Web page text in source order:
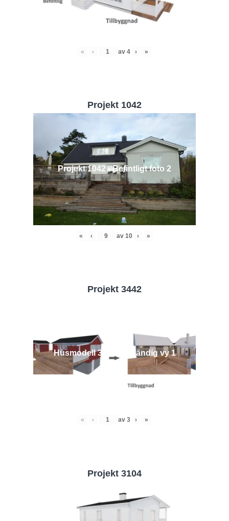
« ‹ av 4 › »
Projekt 1042
Projekt 1042 - Befintligt foto 2
« ‹ av 10 › »
Projekt 3442
Husmodell 3442 - Utvändig vy 1
« ‹ av 3 › »
Projekt 3104